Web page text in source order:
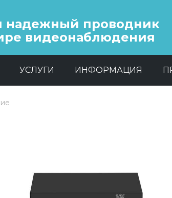
надежный проводник
видеонаблюдения
УСЛУГИ ИНФОРМАЦИЯ